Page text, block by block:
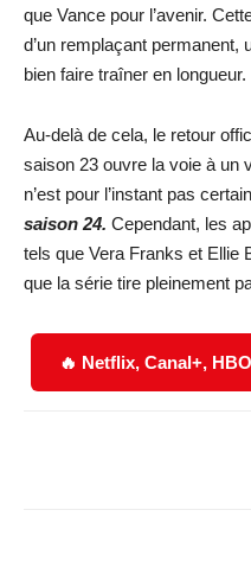
que Vance pour l’avenir.
d’un remplaçant
bien faire traîner en longueur.
Au-delà de cela, le retour
saison 23 ouvre la voie à un
n’est pour l’instant pas
saison 24. Cependant, les
tels que Vera Franks et Ellie
que la série tire pleinement
🔥 Netflix, Canal+,